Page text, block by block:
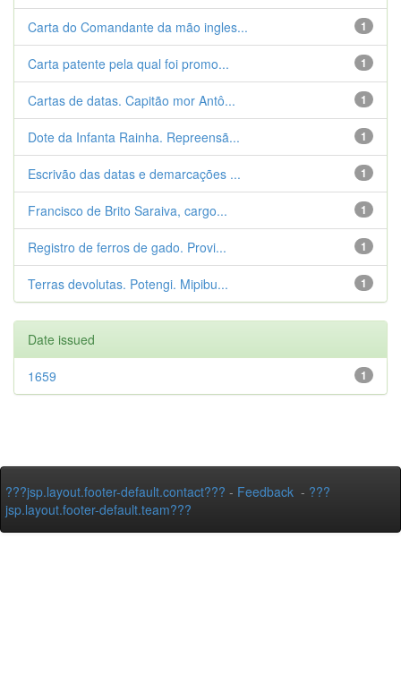
1
Carta do Comandante da mão ingles...
1
Carta patente pela qual foi promo...
1
Cartas de datas. Capitão mor Antô...
1
Dote da Infanta Rainha. Repreensã...
1
Escrivão das datas e demarcações ...
1
Francisco de Brito Saraiva, cargo...
1
Registro de ferros de gado. Provi...
1
Terras devolutas. Potengi. Mipibu...
Date issued
1
1659
???jsp.layout.footer-default.contact??? - Feedback - ???
jsp.layout.footer-default.team???